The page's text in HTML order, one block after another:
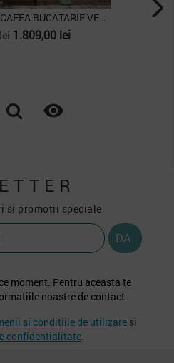
VITRINA
si promotii speciale
moment. Pentru aceasta te
noastre de contact.
si conditiile de utilizare si
confidentialitate.